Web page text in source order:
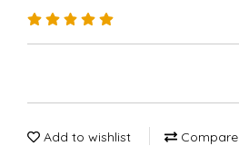
Add to wishlist Compare